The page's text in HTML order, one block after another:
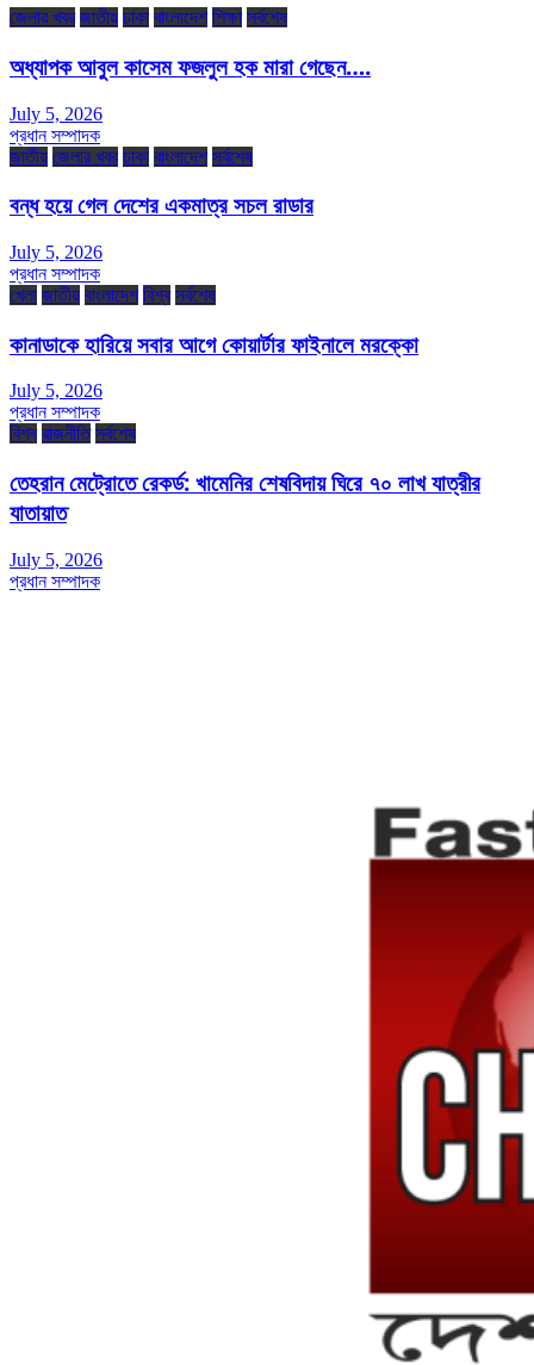
জেলার খবর জাতীয় ঢাকা বাংলাদেশ শিক্ষা সর্বশেষ
অধ্যাপক আবুল কাসেম ফজলুল হক মারা গেছেন….
July 5, 2026
প্রধান সম্পাদক
জাতীয় জেলার খবর ঢাকা বাংলাদেশ সর্বশেষ
বন্ধ হয়ে গেল দেশের একমাত্র সচল রাডার
July 5, 2026
প্রধান সম্পাদক
খেলা জাতীয় বাংলাদেশ বিশ্ব সর্বশেষ
কানাডাকে হারিয়ে সবার আগে কোয়ার্টার ফাইনালে মরক্কো
July 5, 2026
প্রধান সম্পাদক
বিশ্ব রাজনীতি সর্বশেষ
তেহরান মেট্রোতে রেকর্ড: খামেনির শেষবিদায় ঘিরে ৭০ লাখ যাত্রীর
যাতায়াত
July 5, 2026
প্রধান সম্পাদক